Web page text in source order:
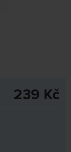
239 Kč